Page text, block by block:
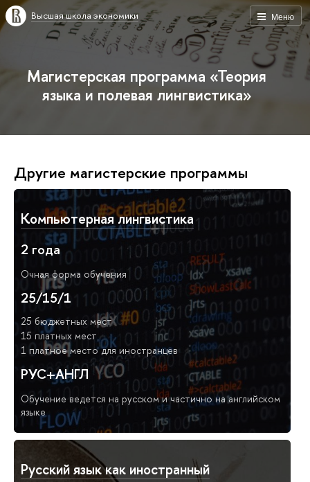
Меню
Высшая школа экономики
Магистерская программа «Теория
языка и полевая лингвистика»
Другие магистерские программы
Компьютерная лингвистика
2 года
Очная форма обучения
25/15/1
25 бюджетных мест
15 платных мест
1 платное место для иностранцев
РУС+АНГЛ
Обучение ведется на русском и частично на английском
языке
Русский язык как иностранный